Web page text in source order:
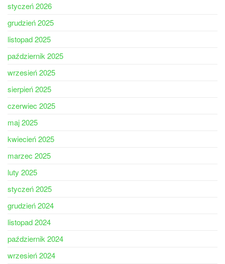
styczeń 2026
grudzień 2025
listopad 2025
październik 2025
wrzesień 2025
sierpień 2025
czerwiec 2025
maj 2025
kwiecień 2025
marzec 2025
luty 2025
styczeń 2025
grudzień 2024
listopad 2024
październik 2024
wrzesień 2024